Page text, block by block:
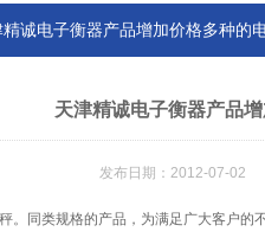
诚电子衡器产品增加价格多种的
天津精诚电子衡器产品
发布日期：2012-07-02
。同类规格的产品，为满足广大客户